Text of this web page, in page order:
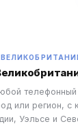
телефонный
или регион, с
Уэльсе и